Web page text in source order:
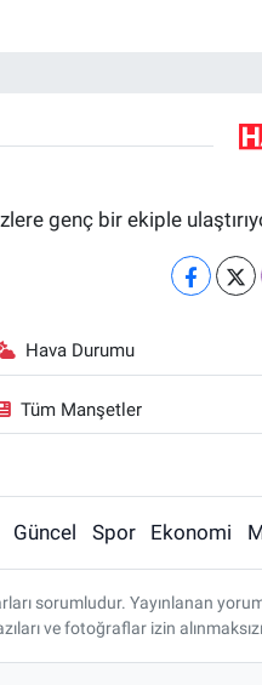
genç bir ekiple
Hava Durumu
Tüm Manşetler
Güncel Spor Ekonomi
sorumludur. Yayınlanan
ve fotoğraflar izin